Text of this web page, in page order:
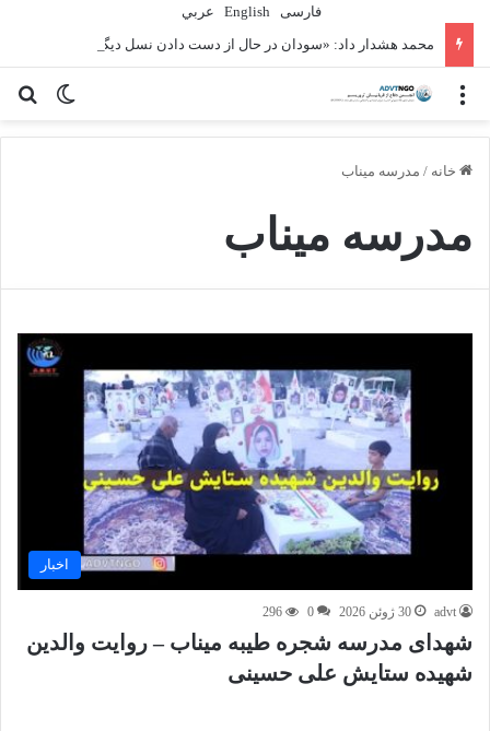
فارسی English
عربي
تغییر منو
خانه / مدرسه میناب
مدرسه میناب
اخبار
advt 30 ژوئن 2026 0
296
شهدای مدرسه شجره طیبه میناب – روایت والدین
شهیده ستایش علی حسینی